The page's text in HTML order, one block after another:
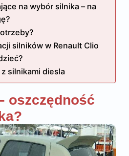
na wybór silnika – na
silników w Renault Clio
silnikami diesla
oszczędność